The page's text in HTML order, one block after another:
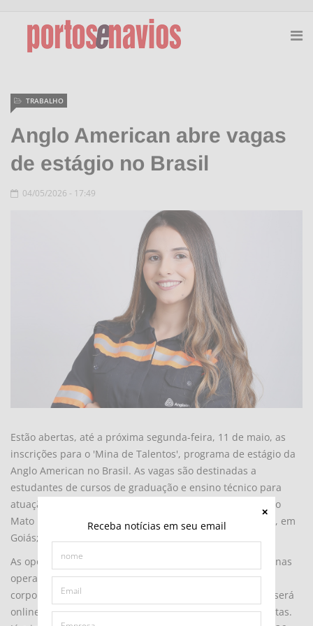
Receba notícias em seu email
Anglo American abre vagas
de estágio no Brasil
TRABALHO
04/05/2026 - 17:49
Estão abertas, até a próxima segunda-feira, 11 de maio, as
inscrições para o 'Mina de Talentos', programa de estágio da
Anglo American no Brasil. As vagas são destinadas a
estudantes de cursos de graduação e ensino técnico para
atuação nos municípios de Belo Horizonte e Conceição do
Mato Dentro, em Minas Gerais; Barro Alto e Niquelândia, em
Goiás; e São João da Barra, no Rio de Janeiro.
As oportunidades englobam diversas áreas da empresa nas
operações de minério de ferro e níquel, e no escritório
corporativo. Todo o processo de admissão do programa será
online, incluindo inscrições, testes, dinâmicas e entrevistas.